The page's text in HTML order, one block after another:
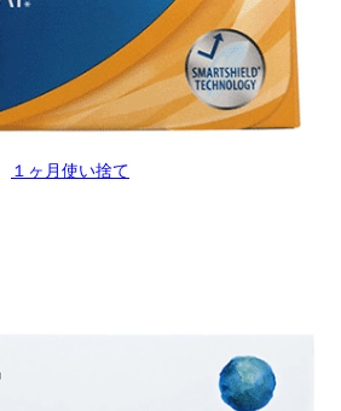
１ヶ月使い捨て